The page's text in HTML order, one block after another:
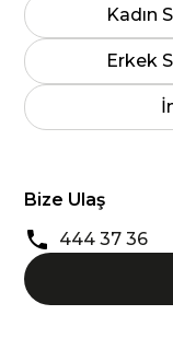
Kadın
Erkek
Bize Ulaş
444 37 36